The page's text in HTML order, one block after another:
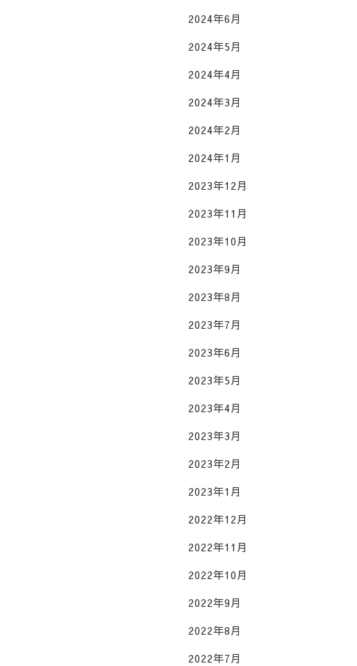
2024年6月
2024年5月
2024年4月
2024年3月
2024年2月
2024年1月
2023年12月
2023年11月
2023年10月
2023年9月
2023年8月
2023年7月
2023年6月
2023年5月
2023年4月
2023年3月
2023年2月
2023年1月
2022年12月
2022年11月
2022年10月
2022年9月
2022年8月
2022年7月